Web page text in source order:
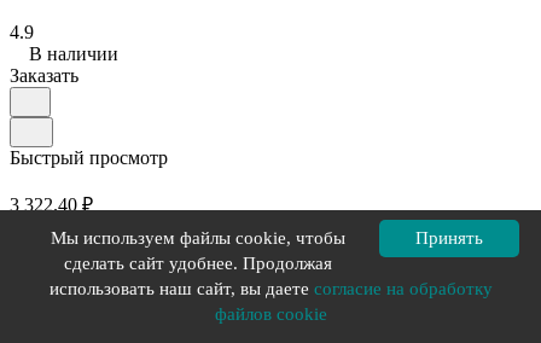
4.9
В наличии
Заказать
Быстрый просмотр
3 322.40 ₽
Кварцвиниловая плитка (LVT) Vertigo Trend Strips 5908
FROSTED ROCK
Принять
Мы используем файлы cookie, чтобы
сделать сайт удобнее. Продолжая
использовать наш сайт, вы даете согласие на обработку
файлов cookie